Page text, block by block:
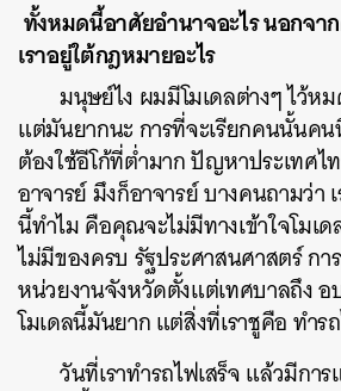
ทั้งหมดนี้อาศัยอำนาจอะไร นอกจา
เราอยู่ใต้กฎหมายอะไร
มนุษย์ไง ผมมีโมเดลต่างๆ ไว้ห
แต่มันยากนะ การที่จะเรียกคนนั้นค
ต้องใช้อีโก้ที่ต่ำมาก ปัญหาประเทศ
อาจารย์ มึงก็อาจารย์ บางคนถามว่า
นี้ทำไม คือคุณจะไม่มีทางเข้าใจโมเ
ไม่มีของครบ รัฐประศาสนศาสตร์ กา
หน่วยงานจังหวัดตั้งแต่เทศบาลถึง อ
โมเดลนี้มันยาก แต่สิ่งที่เราชูคือ ทำร
วันที่เราทำรถไฟเสร็จ แล้วมีกา